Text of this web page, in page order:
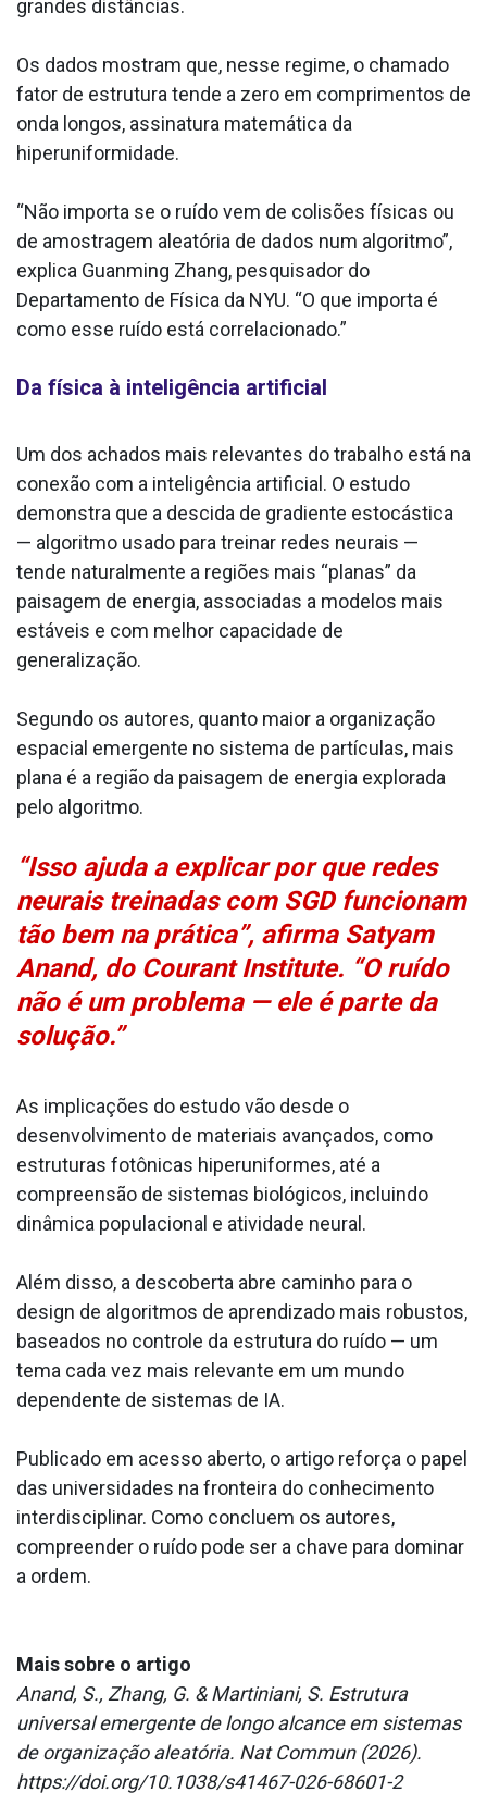
grandes distâncias.
Os dados mostram que, nesse regime, o chamado
fator de estrutura tende a zero em comprimentos de
onda longos, assinatura matemática da
hiperuniformidade.
“Não importa se o ruído vem de colisões físicas ou
de amostragem aleatória de dados num algoritmo”,
explica Guanming Zhang, pesquisador do
Departamento de Física da NYU. “O que importa é
como esse ruído está correlacionado.”
Da física à inteligência artificial
Um dos achados mais relevantes do trabalho está na
conexão com a inteligência artificial. O estudo
demonstra que a descida de gradiente estocástica
— algoritmo usado para treinar redes neurais —
tende naturalmente a regiões mais “planas” da
paisagem de energia, associadas a modelos mais
estáveis e com melhor capacidade de
generalização.
Segundo os autores, quanto maior a organização
espacial emergente no sistema de partículas, mais
plana é a região da paisagem de energia explorada
pelo algoritmo.
“Isso ajuda a explicar por que redes
neurais treinadas com SGD funcionam
tão bem na prática”, afirma Satyam
Anand, do Courant Institute. “O ruído
não é um problema — ele é parte da
solução.”
As implicações do estudo vão desde o
desenvolvimento de materiais avançados, como
estruturas fotônicas hiperuniformes, até a
compreensão de sistemas biológicos, incluindo
dinâmica populacional e atividade neural.
Além disso, a descoberta abre caminho para o
design de algoritmos de aprendizado mais robustos,
baseados no controle da estrutura do ruído — um
tema cada vez mais relevante em um mundo
dependente de sistemas de IA.
Publicado em acesso aberto, o artigo reforça o papel
das universidades na fronteira do conhecimento
interdisciplinar. Como concluem os autores,
compreender o ruído pode ser a chave para dominar
a ordem.
Mais sobre o artigo
Anand, S., Zhang, G. & Martiniani, S. Estrutura
universal emergente de longo alcance em sistemas
de organização aleatória. Nat Commun (2026).
https://doi.org/10.1038/s41467-026-68601-2